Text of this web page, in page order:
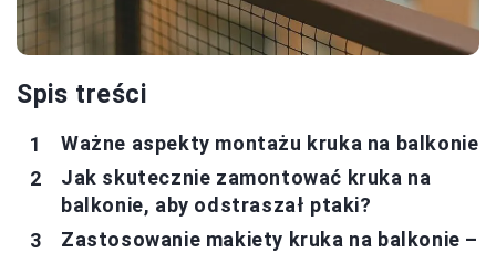
Spis treści
Ważne aspekty montażu kruka na balkonie
Jak skutecznie zamontować kruka na
balkonie, aby odstraszał ptaki?
Zastosowanie makiety kruka na balkonie –